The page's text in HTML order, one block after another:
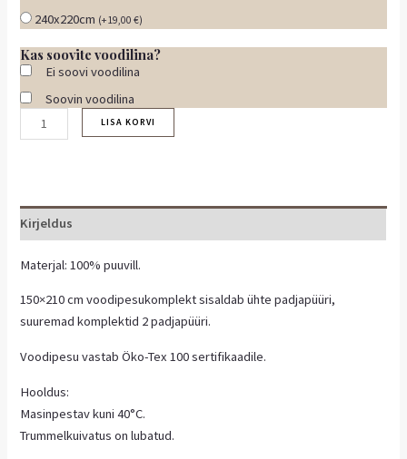
240x220cm (+19,00€)
Kas soovite voodilina?
Ei soovi voodilina
Soovin voodilina
LISA KORVI
Kirjeldus
Materjal: 100% puuvill.
150×210 cm voodipesukomplekt sisaldab ühte padjapüüri,
suuremad komplektid 2 padjapüüri.
Voodipesu vastab Öko-Tex 100 sertifikaadile.
Hooldus:
Masinpestav kuni 40°C.
Trummelkuivatus on lubatud.